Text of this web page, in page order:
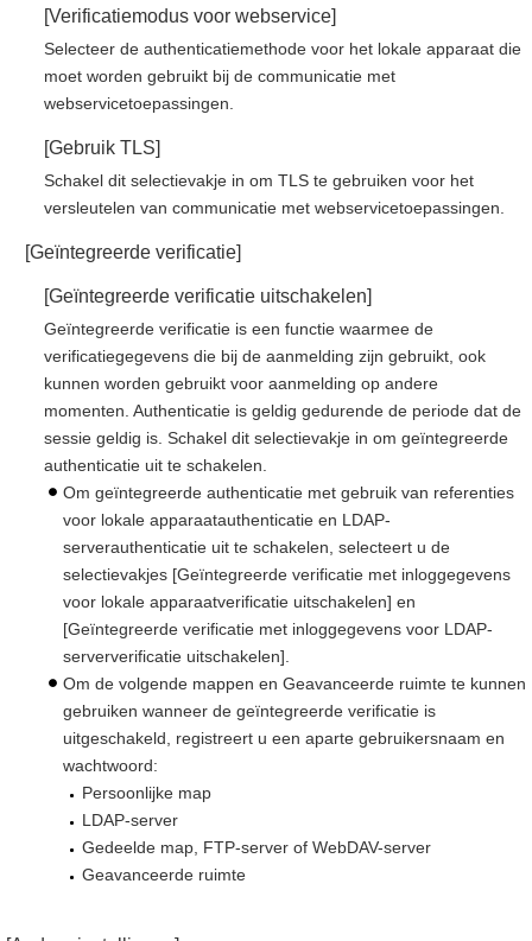
[Verificatiemodus voor webservice]
Selecteer de authenticatiemethode voor het lokale apparaat die
moet worden gebruikt bij de communicatie met
webservicetoepassingen.
[Gebruik TLS]
Schakel dit selectievakje in om TLS te gebruiken voor het
versleutelen van communicatie met webservicetoepassingen.
[Geïntegreerde verificatie]
[Geïntegreerde verificatie uitschakelen]
Geïntegreerde verificatie is een functie waarmee de
verificatiegegevens die bij de aanmelding zijn gebruikt, ook
kunnen worden gebruikt voor aanmelding op andere
momenten. Authenticatie is geldig gedurende de periode dat de
sessie geldig is. Schakel dit selectievakje in om geïntegreerde
authenticatie uit te schakelen.
Om geïntegreerde authenticatie met gebruik van referenties
voor lokale apparaatauthenticatie en LDAP-
serverauthenticatie uit te schakelen, selecteert u de
selectievakjes [Geïntegreerde verificatie met inloggegevens
voor lokale apparaatverificatie uitschakelen] en
[Geïntegreerde verificatie met inloggegevens voor LDAP-
serververificatie uitschakelen].
Om de volgende mappen en Geavanceerde ruimte te kunnen
gebruiken wanneer de geïntegreerde verificatie is
uitgeschakeld, registreert u een aparte gebruikersnaam en
wachtwoord:
Persoonlijke map
LDAP-server
Gedeelde map, FTP-server of WebDAV-server
Geavanceerde ruimte